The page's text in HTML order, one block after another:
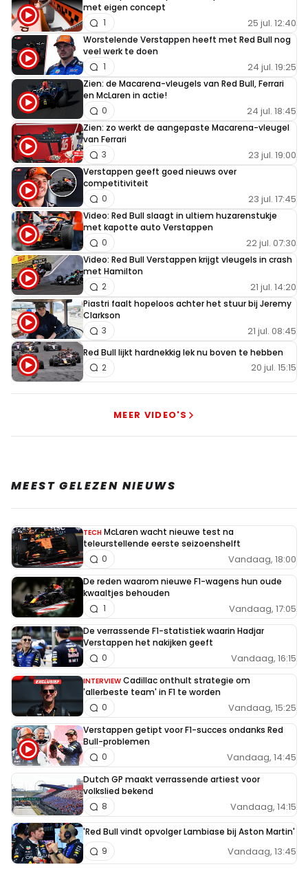
met eigen concept
25 jul. 12:40
1
Worstelende Verstappen heeft met Red Bull nog
veel werk te doen
24 jul. 19:25
1
Zien: de Macarena-vleugels van Red Bull, Ferrari
en McLaren in actie!
24 jul. 18:45
0
Zien: zo werkt de aangepaste Macarena-vleugel
van Ferrari
23 jul. 19:00
3
Verstappen geeft goed nieuws over
competitiviteit
23 jul. 17:45
0
Video: Red Bull slaagt in ultiem huzarenstukje
met kapotte auto Verstappen
22 jul. 07:30
0
Video: Red Bull Verstappen krijgt vleugels in crash
met Hamilton
21 jul. 14:20
2
Piastri faalt hopeloos achter het stuur bij Jeremy
Clarkson
21 jul. 08:45
3
Red Bull lijkt hardnekkig lek nu boven te hebben
20 jul. 15:15
2
MEER VIDEO'S
MEEST GELEZEN NIEUWS
TECH McLaren wacht nieuwe test na
teleurstellende eerste seizoenshelft
Vandaag, 18:00
0
De reden waarom nieuwe F1-wagens hun oude
kwaaltjes behouden
Vandaag, 17:05
1
De verrassende F1-statistiek waarin Hadjar
Verstappen het nakijken geeft
Vandaag, 16:15
0
INTERVIEW Cadillac onthult strategie om
'allerbeste team' in F1 te worden
Vandaag, 15:25
0
Verstappen getipt voor F1-succes ondanks Red
Bull-problemen
Vandaag, 14:45
0
Dutch GP maakt verrassende artiest voor
volkslied bekend
Vandaag, 14:15
8
'Red Bull vindt opvolger Lambiase bij Aston Martin'
Vandaag, 13:45
9